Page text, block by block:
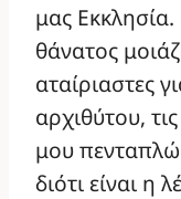
μας Εκκλησία.
θάνατος
αταίριαστες
αρχιθύτου,
μου
διότι είναι η